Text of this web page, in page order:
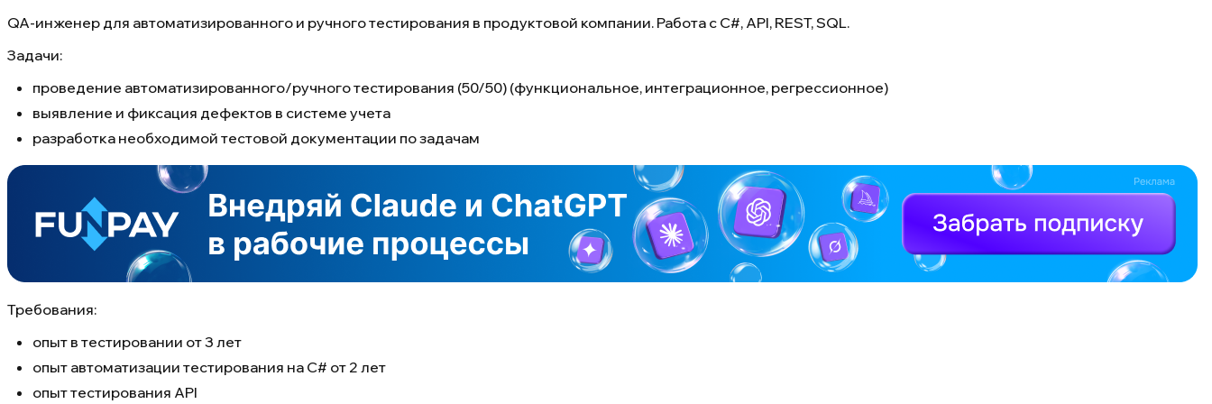
QA-инженер для автоматизированного и ручного тестирования в продуктовой компании. Работа с C#, API, REST, SQL.
Задачи:
проведение автоматизированного/ручного тестирования (50/50) (функциональное, интеграционное, регрессионное)
выявление и фиксация дефектов в системе учета
разработка необходимой тестовой документации по задачам
Требования:
опыт в тестировании от 3 лет
опыт автоматизации тестирования на C# от 2 лет
опыт тестирования API